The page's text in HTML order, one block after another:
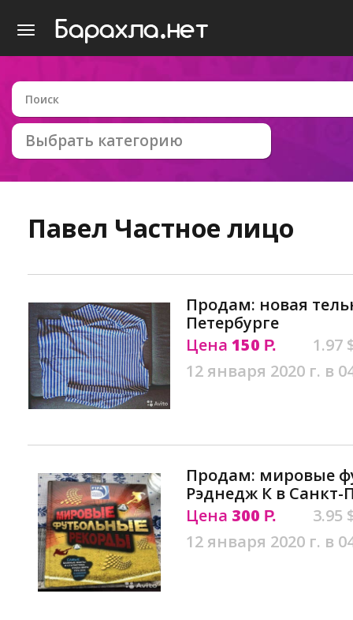
Выбрать категорию
Павел Частное лицо
Продам: новая
Петербурге
Цена 150 Р.
1.97
12 января 2020 г. в
Продам: мировые
Рэднедж К в Санкт-
Цена 300 Р.
3.95
12 января 2020 г. в